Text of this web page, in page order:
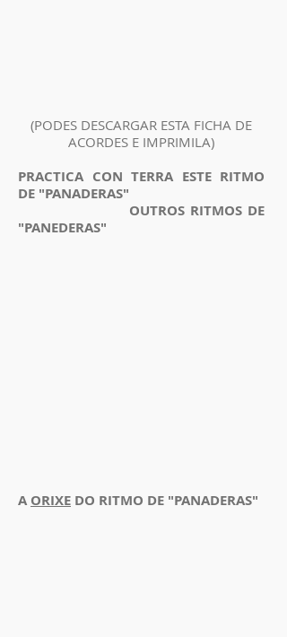
(PODES DESCARGAR ESTA FICHA DE
ACORDES E IMPRIMILA)
PRACTICA CON TERRA ESTE RITMO
DE "PANADERAS"
OUTROS RITMOS DE
"PANEDERAS"
A ORIXE DO RITMO DE "PANADERAS"